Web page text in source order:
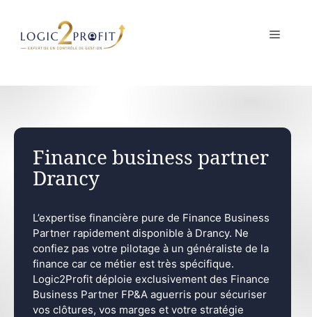
contenu
MENU
Finance business partner
Drancy
L’expertise financière pure de Finance Business
Partner rapidement disponible à Drancy. Ne
confiez pas votre pilotage à un généraliste de la
finance car ce métier est très spécifique.
Logic2Profit déploie exclusivement des Finance
Business Partner FP&A aguerris pour sécuriser
vos clôtures, vos marges et votre stratégie